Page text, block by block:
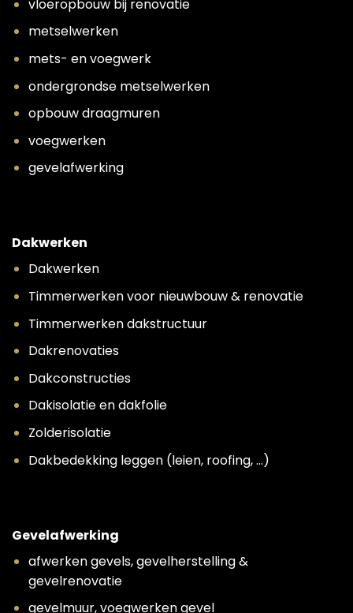
vloeropbouw bij renovatie
metselwerken
mets- en voegwerk
ondergrondse metselwerken
opbouw draagmuren
voegwerken
gevelafwerking
Dakwerken
Dakwerken
Timmerwerken voor nieuwbouw & renovatie
Timmerwerken dakstructuur
Dakrenovaties
Dakconstructies
Dakisolatie en dakfolie
Zolderisolatie
Dakbedekking leggen (leien, roofing, …)
Gevelafwerking
afwerken gevels, gevelherstelling &
gevelrenovatie
gevelmuur, voegwerken gevel